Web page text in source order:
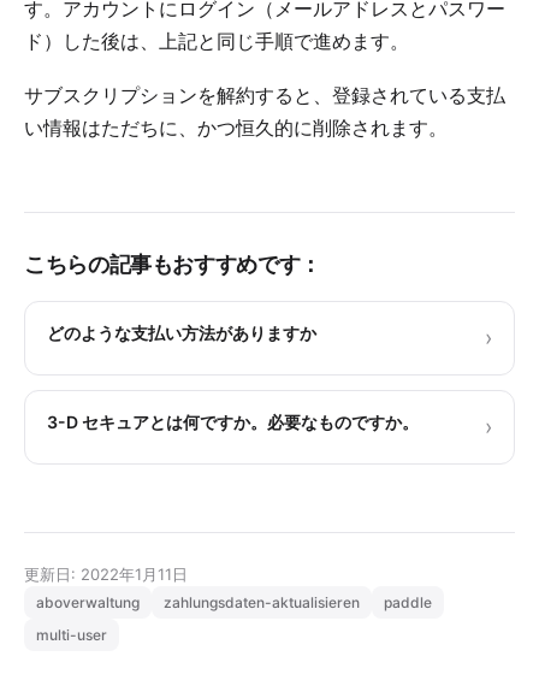
す。アカウントにログイン（メールアドレスとパスワー
ド）した後は、上記と同じ手順で進めます。
サブスクリプションを解約すると、登録されている支払
い情報はただちに、かつ恒久的に削除されます。
こちらの記事もおすすめです：
どのような支払い方法がありますか ›
3-D セキュアとは何ですか。必要なものですか。 ›
更新日: 2022年1月11日
aboverwaltung zahlungsdaten-aktualisieren
paddle
multi-user